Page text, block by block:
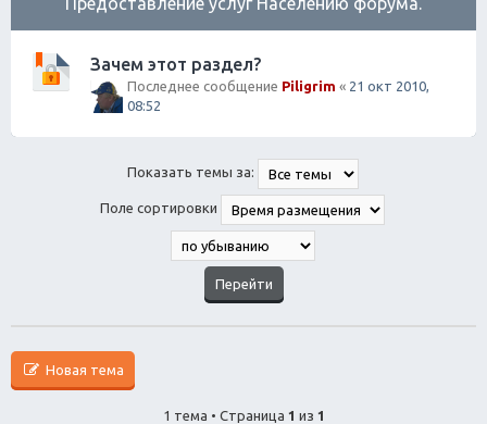
Зачем этот раздел?
Последнее сообщение Piligrim « 21 окт 2010,
08:52
Показать темы за:
Поле сортировки
Новая тема
1 тема • Страница 1 из 1